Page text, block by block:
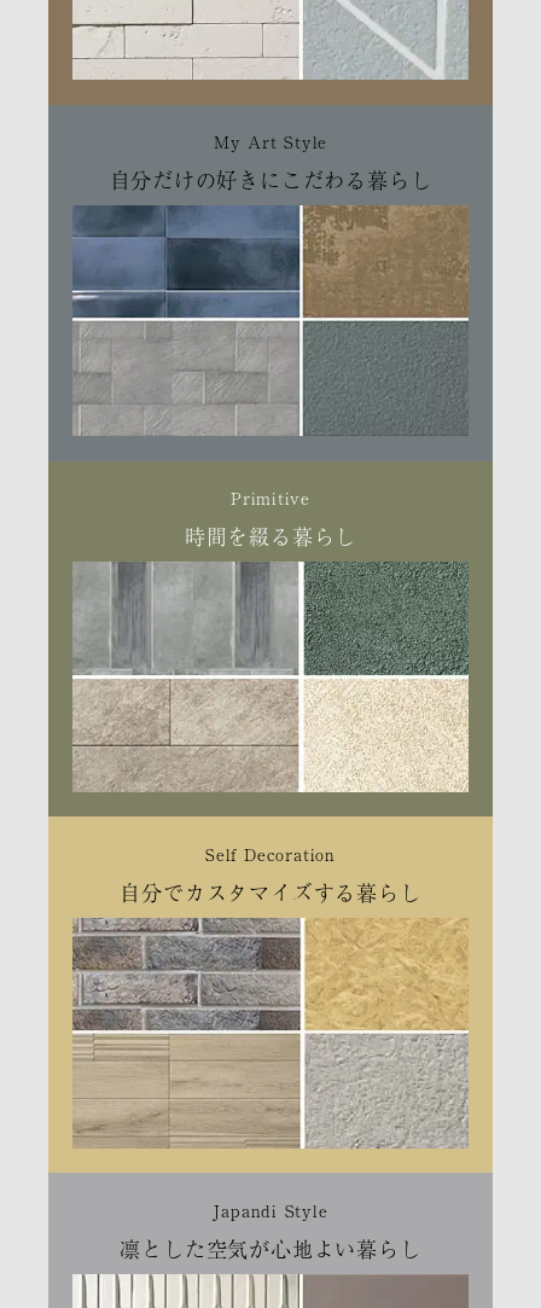
My Art Style
自分だけの好きにこだわる暮らし
Primitive
時間を綴る暮らし
Self Decoration
自分でカスタマイズする暮らし
Japandi Style
凛とした空気が心地よい暮らし